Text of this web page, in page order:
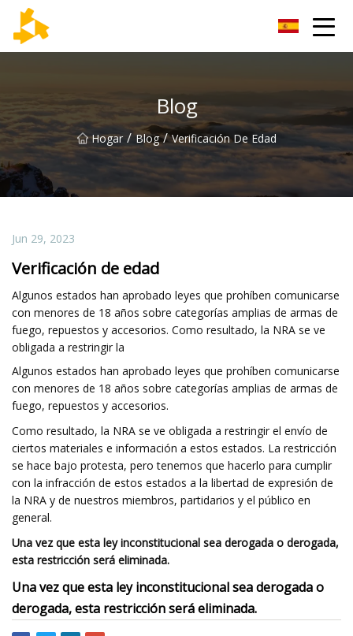
Blog
Hogar / Blog / Verificación De Edad
Jun 29, 2023
Verificación de edad
Algunos estados han aprobado leyes que prohíben comunicarse
con menores de 18 años sobre categorías amplias de armas de
fuego, repuestos y accesorios. Como resultado, la NRA se ve
obligada a restringir la
Algunos estados han aprobado leyes que prohíben comunicarse
con menores de 18 años sobre categorías amplias de armas de
fuego, repuestos y accesorios.
Como resultado, la NRA se ve obligada a restringir el envío de
ciertos materiales e información a estos estados. La restricción
se hace bajo protesta, pero tenemos que hacerlo para cumplir
con la infracción de estos estados a la libertad de expresión de
la NRA y de nuestros miembros, partidarios y el público en
general.
Una vez que esta ley inconstitucional sea derogada o derogada,
esta restricción será eliminada.
Una vez que esta ley inconstitucional sea derogada o
derogada, esta restricción será eliminada.